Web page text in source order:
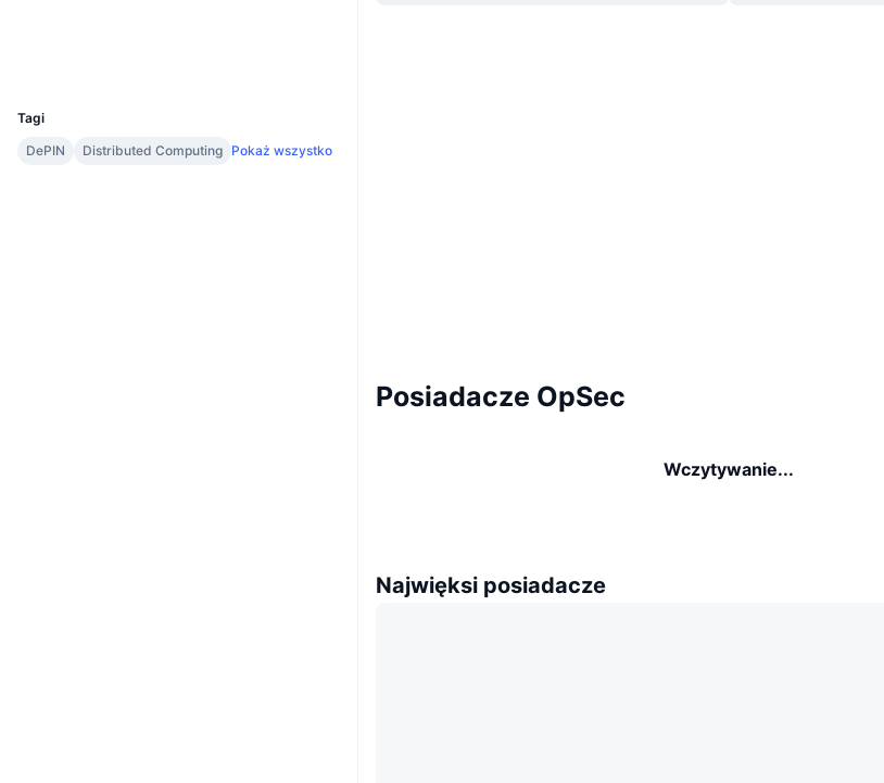
Tagi
DePIN
Distributed Computing Pokaż wszystko
Posiadacze OpSec
Wczytywanie...
Najwięksi posiadacze